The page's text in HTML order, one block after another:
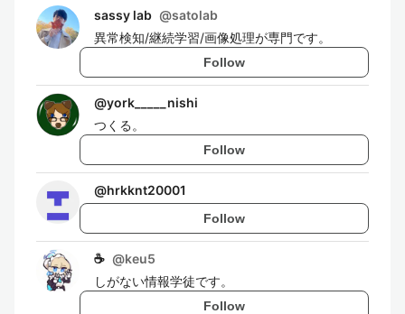
sassy lab @satolab
異常検知/継続学習/画像処理が専門です。
Follow
@york_____nishi
つくる。
Follow
@hrkknt20001
Follow
☕ @keu5
しがない情報学徒です。
Follow